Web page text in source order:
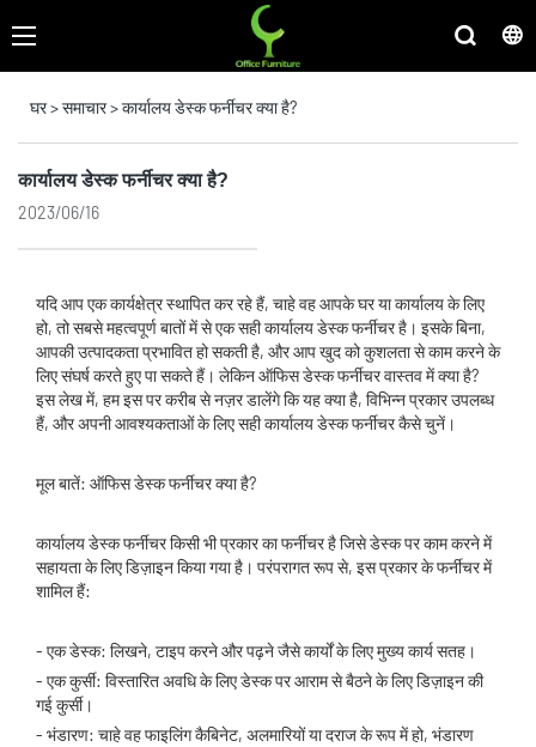
घर>समाचार>कार्यालय डेस्क फर्नीचर क्या है?
कार्यालय डेस्क फर्नीचर क्या है?
2023/06/16
यदि आप एक कार्यक्षेत्र स्थापित कर रहे हैं, चाहे वह आपके घर या कार्यालय के लिए
हो, तो सबसे महत्वपूर्ण बातों में से एक सही कार्यालय डेस्क फर्नीचर है। इसके बिना,
आपकी उत्पादकता प्रभावित हो सकती है, और आप खुद को कुशलता से काम करने के
लिए संघर्ष करते हुए पा सकते हैं। लेकिन ऑफिस डेस्क फर्नीचर वास्तव में क्या है?
इस लेख में, हम इस पर करीब से नज़र डालेंगे कि यह क्या है, विभिन्न प्रकार उपलब्ध
हैं, और अपनी आवश्यकताओं के लिए सही कार्यालय डेस्क फर्नीचर कैसे चुनें।
मूल बातें: ऑफिस डेस्क फर्नीचर क्या है?
कार्यालय डेस्क फर्नीचर किसी भी प्रकार का फर्नीचर है जिसे डेस्क पर काम करने में
सहायता के लिए डिज़ाइन किया गया है। परंपरागत रूप से, इस प्रकार के फर्नीचर में
शामिल हैं:
- एक डेस्क: लिखने, टाइप करने और पढ़ने जैसे कार्यों के लिए मुख्य कार्य सतह।
- एक कुर्सी: विस्तारित अवधि के लिए डेस्क पर आराम से बैठने के लिए डिज़ाइन की
गई कुर्सी।
- भंडारण: चाहे वह फाइलिंग कैबिनेट, अलमारियों या दराज के रूप में हो, भंडारण